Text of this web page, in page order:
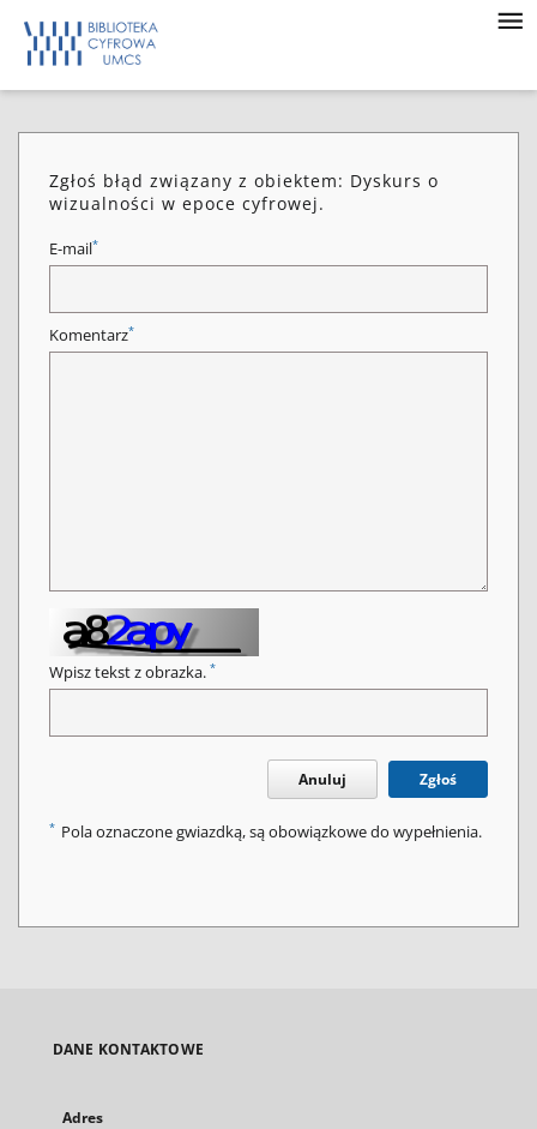
Zgłoś błąd związany z obiektem: Dyskurs o
wizualności w epoce cyfrowej.
E-mail*
Komentarz*
Wpisz tekst z obrazka. *
Anuluj Zgłoś
* Pola oznaczone gwiazdką, są obowiązkowe do wypełnienia.
DANE KONTAKTOWE
Adres